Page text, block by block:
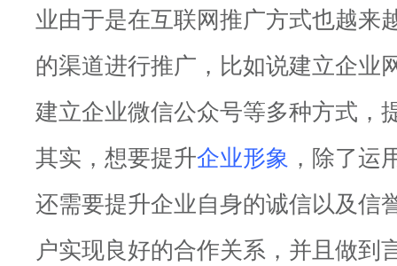
业由于是在互联网推广方式也越来
的渠道进行推广，比如说建立企业
建立企业微信公众号等多种方式，
其实，想要提升企业形象 ，除了运
还需要提升企业自身的诚信以及信
户实现良好的合作关系，并且做到